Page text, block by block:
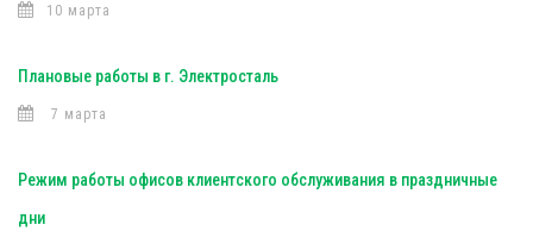
10 марта
Плановые работы в г. Электросталь
7 марта
Режим работы офисов клиентского обслуживания в праздничные
дни